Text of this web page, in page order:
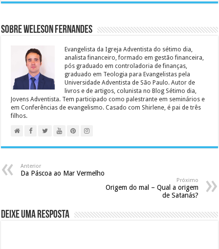
Sobre Weleson Fernandes
Evangelista da Igreja Adventista do sétimo dia,
analista financeiro, formado em gestão financeira,
pós graduado em controladoria de finanças,
graduado em Teologia para Evangelistas pela
Universidade Adventista de São Paulo. Autor de
livros e de artigos, colunista no Blog Sétimo dia,
Jovens Adventista. Tem participado como palestrante em seminários e
em Conferências de evangelismo. Casado com Shirlene, é pai de três
filhos.
Anterior
Da Páscoa ao Mar Vermelho
Próximo
Origem do mal – Qual a origem
de Satanás?
Deixe uma resposta